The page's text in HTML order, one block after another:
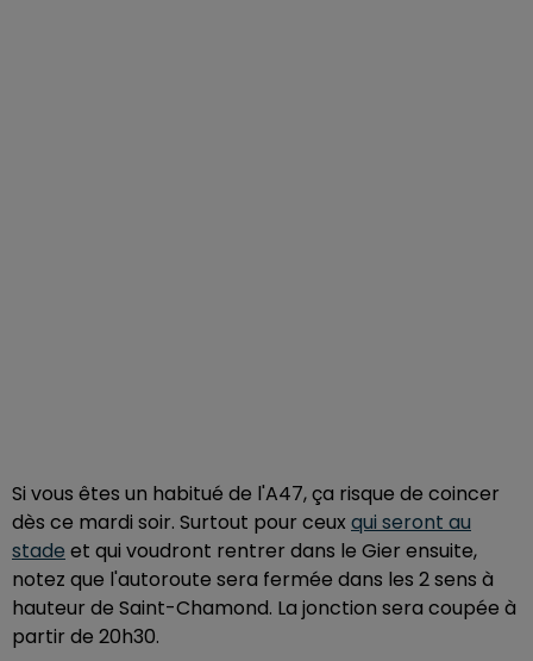
Si vous êtes un habitué de l'A47, ça risque de coincer
dès ce mardi soir. Surtout pour ceux qui seront au
stade et qui voudront rentrer dans le Gier ensuite,
notez que l'autoroute sera fermée dans les 2 sens à
hauteur de Saint-Chamond. La jonction sera coupée à
partir de 20h30.